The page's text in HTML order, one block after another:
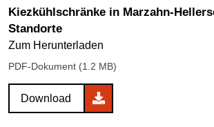
Kiezkühlschränke in Marzahn-
Standorte
Zum Herunterladen
PDF-Dokument (1.2 MB)
Download